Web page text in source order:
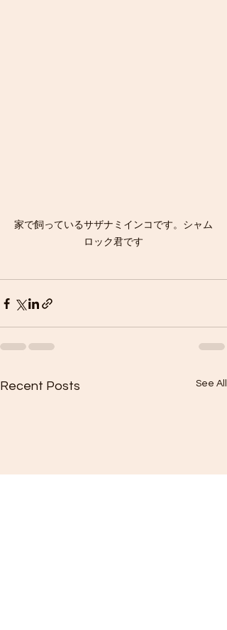
家で飼っているサザナミインコです。シャム
ロック君です
Recent Posts See All